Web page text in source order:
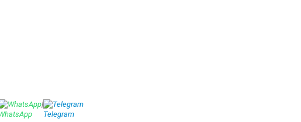
WhatsApp| Telegram